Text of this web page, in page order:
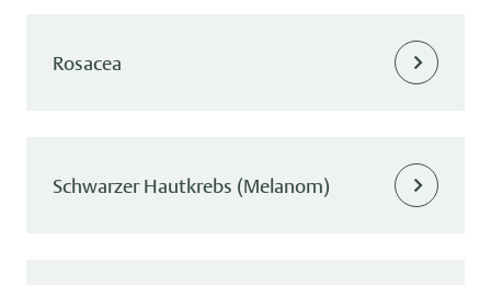
Rosacea
Schwarzer Hautkrebs (Melanom)